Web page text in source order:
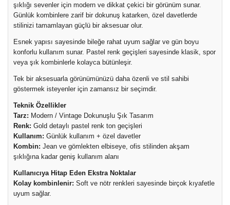
şıklığı sevenler için modern ve dikkat çekici bir görünüm sunar.
Günlük kombinlere zarif bir dokunuş katarken, özel davetlerde
stilinizi tamamlayan güçlü bir aksesuar olur.
Esnek yapısı sayesinde bileğe rahat uyum sağlar ve gün boyu
konforlu kullanım sunar. Pastel renk geçişleri sayesinde klasik, spor
veya şık kombinlerle kolayca bütünleşir.
Tek bir aksesuarla görünümünüzü daha özenli ve stil sahibi
göstermek isteyenler için zamansız bir seçimdir.
Teknik Özellikler
Tarz: Modern / Vintage Dokunuşlu Şık Tasarım
Renk: Gold detaylı pastel renk ton geçişleri
Kullanım: Günlük kullanım + özel davetler
Kombin: Jean ve gömlekten elbiseye, ofis stilinden akşam
şıklığına kadar geniş kullanım alanı
Kullanıcıya Hitap Eden Ekstra Noktalar
Kolay kombinlenir: Soft ve nötr renkleri sayesinde birçok kıyafetle
uyum sağlar.